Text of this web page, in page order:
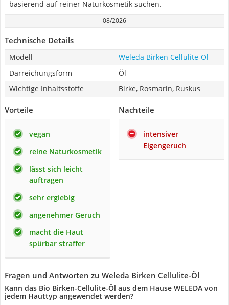
basierend auf reiner Naturkosmetik suchen.
08/2026
Technische Details
Modell
Weleda Birken Cellulite-Öl
Darreichungsform
Öl
Wichtige Inhaltsstoffe
Birke, Rosmarin, Ruskus
Vorteile
vegan
reine Naturkosmetik
lässt sich leicht
auftragen
sehr ergiebig
angenehmer Geruch
macht die Haut
spürbar straffer
Nachteile
intensiver
Eigengeruch
Fragen und Antworten zu Weleda Birken Cellulite-Öl
Kann das Bio Birken-Cellulite-Öl aus dem Hause WELEDA von
jedem Hauttyp angewendet werden?